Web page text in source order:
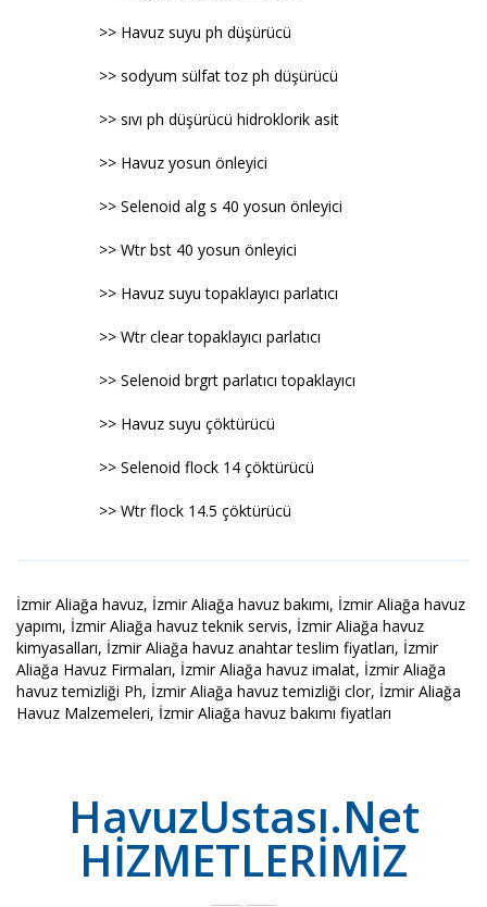
>> Havuz suyu ph düşürücü
>> sodyum sülfat toz ph düşürücü
>> sıvı ph düşürücü hidroklorik asit
>> Havuz yosun önleyici
>> Selenoid alg s 40 yosun önleyici
>> Wtr bst 40 yosun önleyici
>> Havuz suyu topaklayıcı parlatıcı
>> Wtr clear topaklayıcı parlatıcı
>> Selenoid brgrt parlatıcı topaklayıcı
>> Havuz suyu çöktürücü
>> Selenoid flock 14 çöktürücü
>> Wtr flock 14.5 çöktürücü
İzmir Aliağa havuz, İzmir Aliağa havuz bakımı, İzmir Aliağa havuz
yapımı, İzmir Aliağa havuz teknik servis, İzmir Aliağa havuz
kimyasalları, İzmir Aliağa havuz anahtar teslim fiyatları, İzmir
Aliağa Havuz Firmaları, İzmir Aliağa havuz imalat, İzmir Aliağa
havuz temizliği Ph, İzmir Aliağa havuz temizliği clor, İzmir Aliağa
Havuz Malzemeleri, İzmir Aliağa havuz bakımı fiyatları
HavuzUstası.Net
HİZMETLERİMİZ